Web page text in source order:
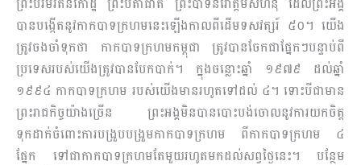
បានបង្កើតនូវកាកបាទក្រហមនេះឡើងកាលពីដើមទសវត្សរ៍ ៥០។ យើង
ត្រូវចងចាំទុកថា កាកបាទក្រហមកម្ពុជា ត្រូវបានចែកជាផ្នែកៗ​បន្ទាប់ពី
ប្រទេសរបស់យើងត្រូវបានបែកបាក់។ ក្នុងចន្លោះឆ្នាំ​ ១៩៧៩ ដល់ឆ្នាំ
១៩៩៤ កាកបាទក្រហម របស់យើងមានរហូតទៅដល់ ៤។ ទោះបីជាមាន
ព្រះរាជកិច្ចយ៉ាងច្រើន ព្រះអង្គមិនបានបោះបង់ចោល​នូវការយកចិត្ត
ទុកដាក់ចំពោះការបង្រួបបង្រួមកាកបាទក្រហម ពីកាកបាទក្រហម ៤
ផ្នែក ទៅជាកាកបាទក្រហមតែមួយរហូតមកដល់សព្វថ្ងៃនេះ។ បន្ថែម